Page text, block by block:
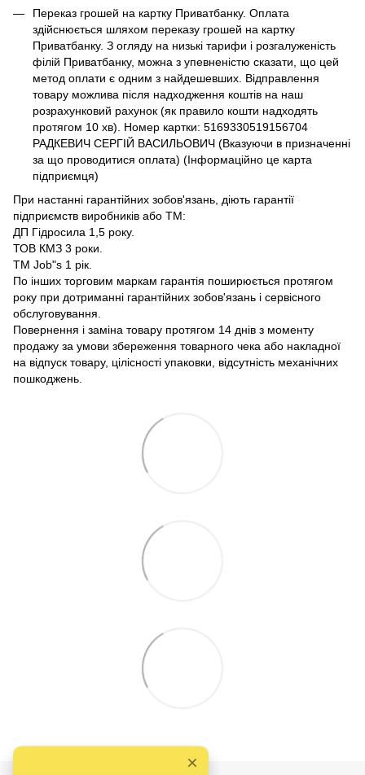
Переказ грошей на картку Приватбанку. Оплата
здійснюється шляхом переказу грошей на картку
Приватбанку. З огляду на низькі тарифи і розгалуженість
філій Приватбанку, можна з упевненістю сказати, що цей
метод оплати є одним з найдешевших. Відправлення
товару можлива після надходження коштів на наш
розрахунковий рахунок (як правило кошти надходять
протягом 10 хв). Номер картки: 5169330519156704
РАДКЕВИЧ СЕРГІЙ ВАСИЛЬОВИЧ (Вказуючи в призначенні
за що проводитися оплата) (Інформаційно це карта
підприємця)
При настанні гарантійних зобов'язань, діють гарантії
підприємств виробників або ТМ:
ДП Гідросила 1,5 року.
ТОВ КМЗ 3 роки.
ТМ Job"s 1 рік.
По інших торговим маркам гарантія поширюється протягом
року при дотриманні гарантійних зобов'язань і сервісного
обслуговування.
Повернення і заміна товару протягом 14 днів з моменту
продажу за умови збереження товарного чека або накладної
на відпуск товару, цілісності упаковки, відсутність механічних
пошкоджень.